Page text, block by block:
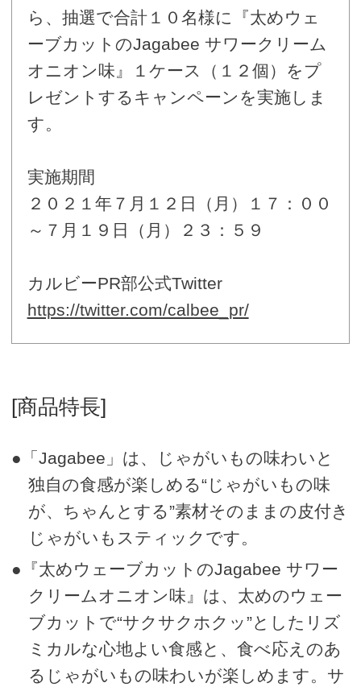
ら、抽選で合計１０名様に『太めウェ
ーブカットのJagabee サワークリーム
オニオン味』１ケース（１２個）をプ
レゼントするキャンペーンを実施しま
す。
実施期間
２０２１年７月１２日（月）１７：００
～７月１９日（月）２３：５９
カルビーPR部公式Twitter
https://twitter.com/calbee_pr/
[商品特長]
●「Jagabee」は、じゃがいもの味わいと
独自の食感が楽しめる“じゃがいもの味
が、ちゃんとする”素材そのままの皮付き
じゃがいもスティックです。
●『太めウェーブカットのJagabee サワー
クリームオニオン味』は、太めのウェー
ブカットで“サクサクホクッ”としたリズ
ミカルな心地よい食感と、食べ応えのあ
るじゃがいもの味わいが楽しめます。サ